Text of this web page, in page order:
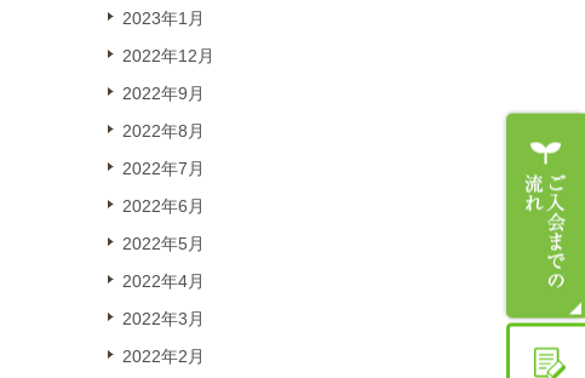
2023年1月
2022年12月
2022年9月
2022年8月
2022年7月
2022年6月
2022年5月
2022年4月
2022年3月
2022年2月